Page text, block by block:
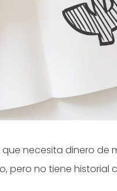
necesita dinero de
pero no tiene historial